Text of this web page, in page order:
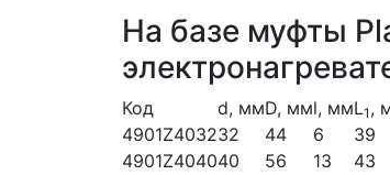
На базе муфты
Код d, ммD, ммl, ммL1 ,
4901Z4032
4901Z4040
32
40
44
56
6
13
39
43